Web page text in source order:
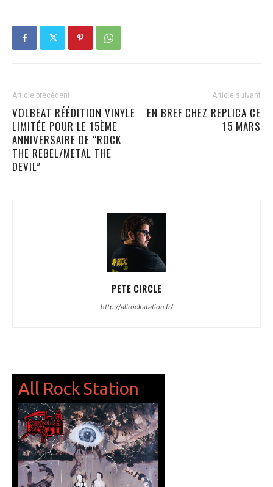
Article précédent
VOLBEAT RÉÉDITION VINYLE
LIMITÉE POUR LE 15ÈME
ANNIVERSAIRE DE “ROCK
THE REBEL/METAL THE
DEVIL”
Article suivant
EN BREF CHEZ REPLICA CE
15 MARS
PETE CIRCLE
http://allrockstation.fr/